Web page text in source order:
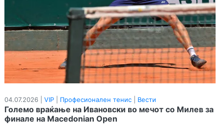
04.07.2026 | VIP Професионален тенис Вести
Големо враќање на Ивановски во мечот со Милев за
финале на Macedonian Open